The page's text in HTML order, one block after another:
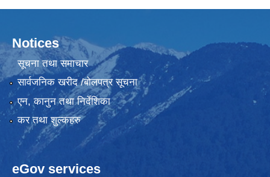
Notices
सूचना तथा समाचार
सार्वजनिक खरीद /बोलपत्र सूचना
एन, कानुन तथा निर्देशिका
कर तथा शुल्कहरु
eGov services